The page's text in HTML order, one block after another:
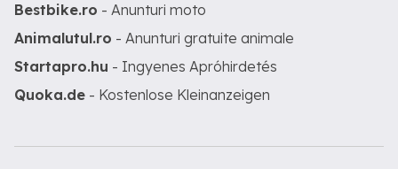
Bestbike.ro - Anunturi moto
Animalutul.ro - Anunturi gratuite animale
Startapro.hu - Ingyenes Apróhirdetés
Quoka.de - Kostenlose Kleinanzeigen